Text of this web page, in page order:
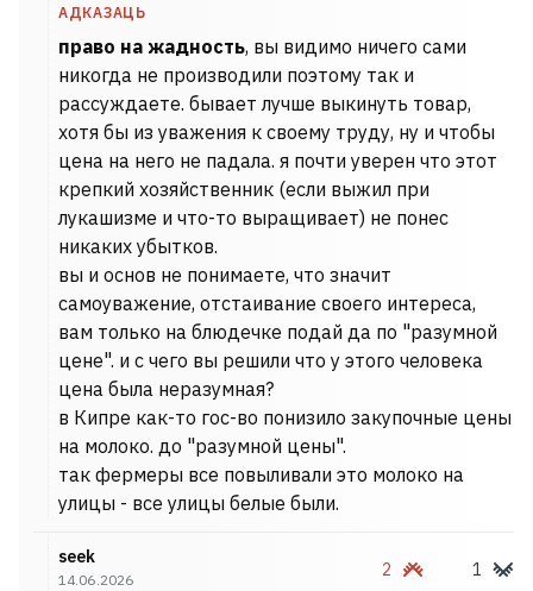
АДКАЗАЦЬ
право на жадность, вы видимо ничего сами
никогда не производили поэтому так и
рассуждаете. бывает лучше выкинуть товар,
хотя бы из уважения к своему труду, ну и чтобы
цена на него не падала. я почти уверен что этот
крепкий хозяйственник (если выжил при
лукашизме и что-то выращивает) не понес
никаких убытков.
вы и основ не понимаете, что значит
самоуважение, отстаивание своего интереса,
вам только на блюдечке подай да по "разумной
цене". и с чего вы решили что у этого человека
цена была неразумная?
в Кипре как-то гос-во понизило закупочные цены
на молоко. до "разумной цены".
так фермеры все повыливали это молоко на
улицы - все улицы белые были.
seek
14.06.2026
2 1